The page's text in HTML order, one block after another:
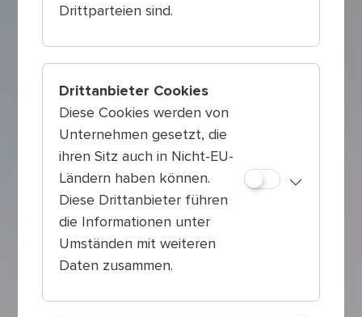
Drittparteien sind.
Drittanbieter Cookies
Diese Cookies werden von
Unternehmen gesetzt, die
ihren Sitz auch in Nicht-EU-
Ländern haben können.
Diese Drittanbieter führen
die Informationen unter
Umständen mit weiteren
Daten zusammen.